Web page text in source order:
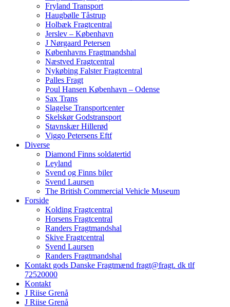
Fryland Transport
Haugbølle Tåstrup
Holbæk Fragtcentral
Jerslev – København
J Nørgaard Petersen
Københavns Fragtmandshal
Næstved Fragtcentral
Nykøbing Falster Fragtcentral
Palles Fragt
Poul Hansen København – Odense
Sax Trans
Slagelse Transportcenter
Skelskør Godstransport
Stavnskær Hillerød
Viggo Petersens Eftf
Diverse
Diamond Finns soldatertid
Leyland
Svend og Finns biler
Svend Laursen
The British Commercial Vehicle Museum
Forside
Kolding Fragtcentral
Horsens Fragtcentral
Randers Fragtmandshal
Skive Fragtcentral
Svend Laursen
Randers Fragtmandshal
Kontakt gods Danske Fragtmænd fragt@fragt. dk tlf
72520000
Kontakt
J Riise Grenå
J Riise Grenå